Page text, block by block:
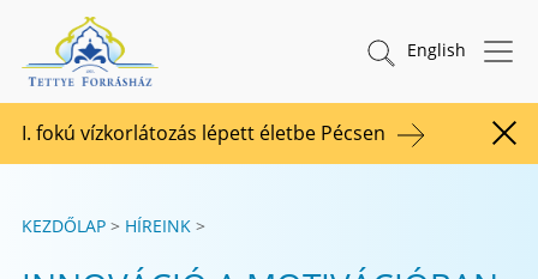
Tovább a tartalomhoz
TETTYE FORRÁSHÁZ Zrt. Keresés indítása
English
I. fokú vízkorlátozás lépett életbe Pécsen
KEZDŐLAP HÍREINK